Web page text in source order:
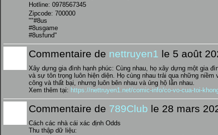
Hotline: 0978567345
Zipcode: 700000
""#8us
#8usgame
#8usfund"
Commentaire de nettruyen1 le 5 août
Xây dựng gia đình hạnh phúc: Cùng nhau, họ xây dựng một gia
và sự tôn trọng luôn hiện diện. Họ cùng nhau trải qua những niềm
công và thất bại, nhưng luôn bên nhau và ủng hộ lẫn nhau.
Xem thêm tại: https://nettruyen1.net/comic-info/co-vo-cua-toi-
Commentaire de 789Club le 28 mars
Cách các nhà cái xác định Odds
Thu thập dữ liệu: